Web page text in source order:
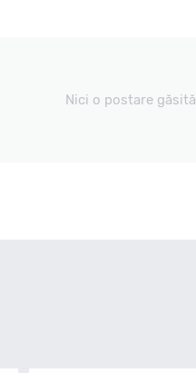
Nici o postare găsită